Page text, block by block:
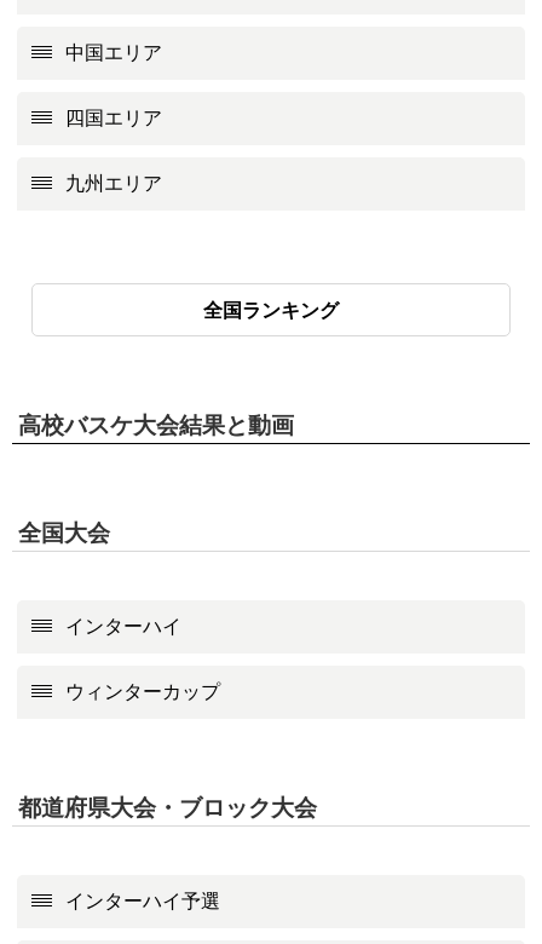
中国エリア
四国エリア
九州エリア
全国ランキング
高校バスケ大会結果と動画
全国大会
インターハイ
ウィンターカップ
都道府県大会・ブロック大会
インターハイ予選